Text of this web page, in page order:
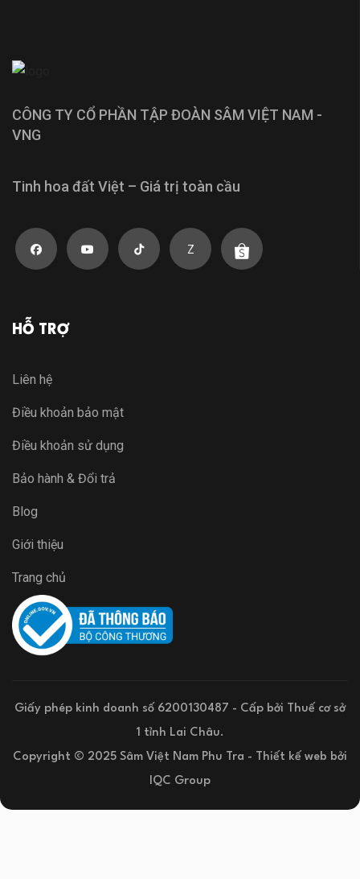
CÔNG TY CỔ PHẦN TẬP ĐOÀN SÂM VIỆT NAM -
VNG
Tinh hoa đất Việt – Giá trị toàn cầu
Z
HỖ TRỢ
Liên hệ
Điều khoản bảo mật
Điều khoản sử dụng
Bảo hành & Đổi trả
Blog
Giới thiệu
Trang chủ
Giấy phép kinh doanh số 6200130487 - Cấp bởi Thuế cơ sở
1 tỉnh Lai Châu.
Copyright © 2025 Sâm Việt Nam Phu Tra - Thiết kế web bởi
IQC Group